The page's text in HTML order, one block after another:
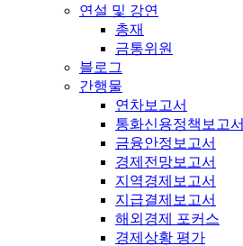
연설 및 강연
총재
금통위원
블로그
간행물
연차보고서
통화신용정책보고서
금융안정보고서
경제전망보고서
지역경제보고서
지급결제보고서
해외경제 포커스
경제상황 평가